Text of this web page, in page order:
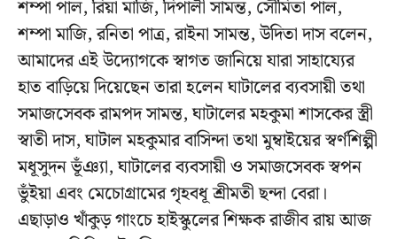
শম্পা পাল, রিয়া মাজি, দিপালী সামন্ত, সৌমিতা পাল,
শম্পা মাজি, রনিতা পাত্র, রাইনা সামন্ত, উদিতা দাস বলেন,
আমাদের এই উদ্যোগকে স্বাগত জানিয়ে যারা সাহায্যের
হাত বাড়িয়ে দিয়েছেন তারা হলেন ঘাটালের ব্যবসায়ী তথা
সমাজসেবক রামপদ সামন্ত, ঘাটালের মহকুমা শাসকের স্ত্রী
স্বাতী দাস, ঘাটাল মহকুমার বাসিন্দা তথা মুম্বাইয়ের স্বর্ণশিল্পী
মধূসুদন ভূঁঞ্যা, ঘাটালের ব্যবসায়ী ও সমাজসেবক স্বপন
ভুঁইয়া এবং মেচোগ্ৰামের গৃহবধূ শ্রীমতী ছন্দা বেরা।
এছাড়াও খাঁকুড় গাংচে হাইস্কুলের শিক্ষক রাজীব রায় আজ